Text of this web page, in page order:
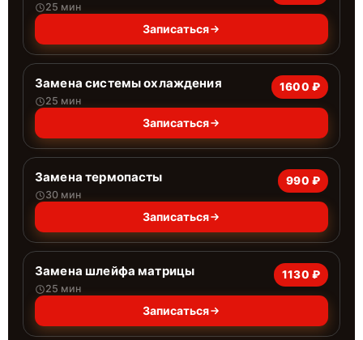
25 мин
Записаться
Замена системы охлаждения
25 мин
1600 ₽
Записаться
Замена термопасты
30 мин
990 ₽
Записаться
Замена шлейфа матрицы
25 мин
1130 ₽
Записаться